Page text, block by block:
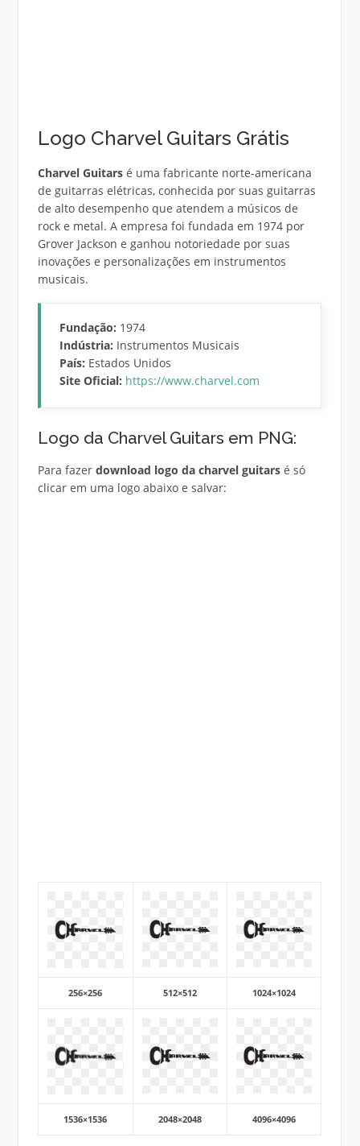
Logo Charvel Guitars Grátis
Charvel Guitarsé uma fabricante norte-americana
de guitarras elétricas, conhecida por suas guitarras
de alto desempenho que atendem a músicos de
rock e metal. A empresa foi fundada em 1974 por
Grover Jackson e ganhou notoriedade por suas
inovações e personalizações em instrumentos
musicais.
Fundação: 1974
Indústria: Instrumentos Musicais
País: Estados Unidos
Site Oficial: https://www.charvel.com
Logo da Charvel Guitars em PNG:
Para fazer download logo da charvel guitarsé só
clicar em uma logo abaixo e salvar:
256×256 512×512 1024×1024
1536×1536 2048×2048 4096×4096